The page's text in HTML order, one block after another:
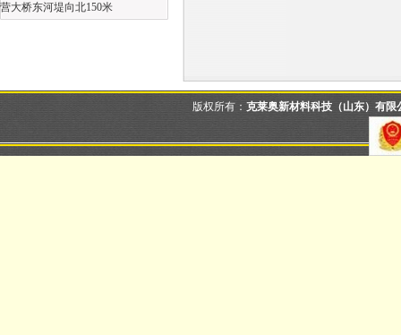
营大桥东河堤向北150米
版权所有：克莱奥新材料科技（山东）有限